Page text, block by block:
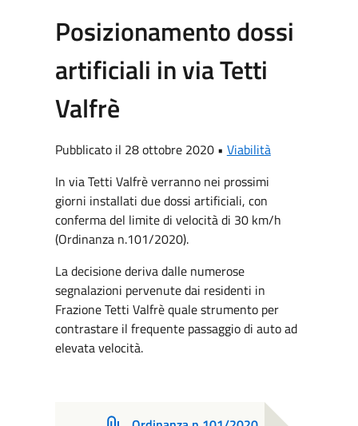
Posizionamento dossi
artificiali in via Tetti
Valfrè
Pubblicato il 28 ottobre 2020 • Viabilità
In via Tetti Valfrè verranno nei prossimi
giorni installati due dossi artificiali, con
conferma del limite di velocità di 30 km/h
(Ordinanza n.101/2020).
La decisione deriva dalle numerose
segnalazioni pervenute dai residenti in
Frazione Tetti Valfrè quale strumento per
contrastare il frequente passaggio di auto ad
elevata velocità.